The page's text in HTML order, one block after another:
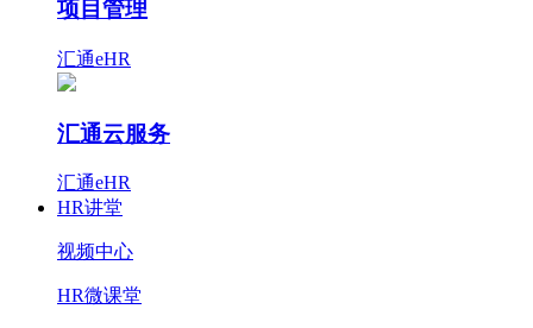
项目管理
汇通eHR
汇通云服务
汇通eHR
HR讲堂
视频中心
HR微课堂